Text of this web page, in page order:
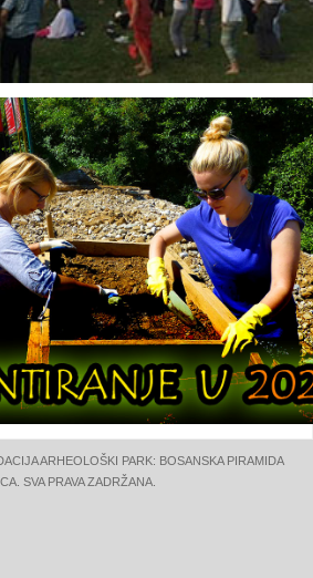
ARHEOLOŠKI PARK: BOSANSKA PIRAMIDA
SVA PRAVA ZADRŽANA.